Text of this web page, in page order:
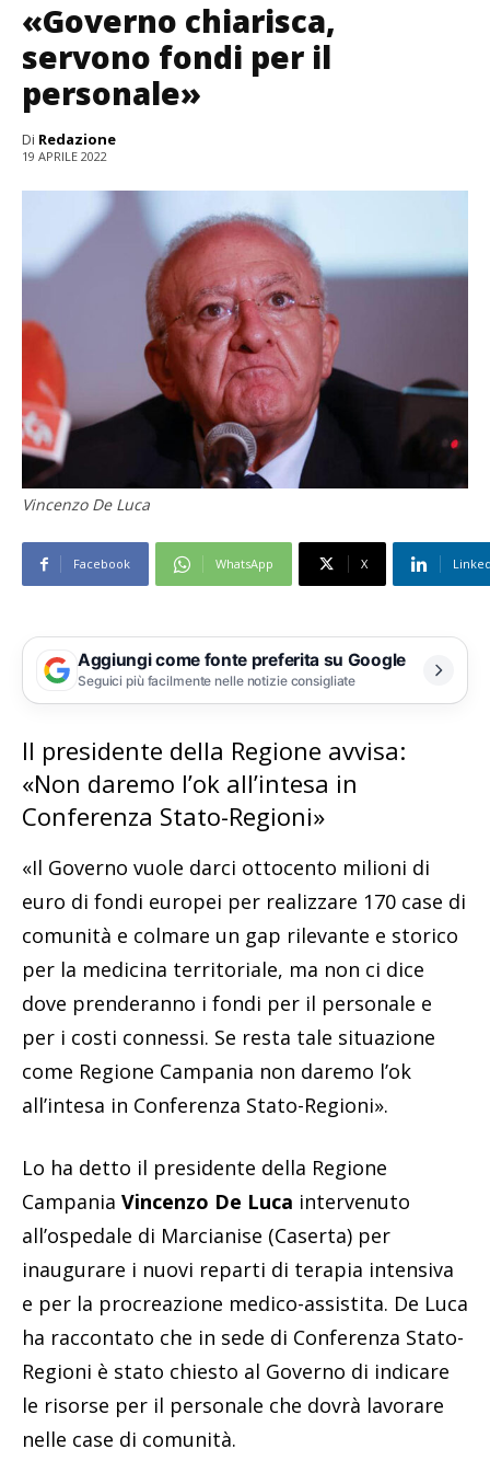
«Governo chiarisca,
servono fondi per il
personale»
Di Redazione
19 APRILE 2022
Vincenzo De Luca
Facebook WhatsApp X
Aggiungi come fonte preferita su Google
Seguici più facilmente nelle notizie consigliate
Il presidente della Regione avvisa:
«Non daremo l’ok all’intesa in
Conferenza Stato-Regioni»
«Il Governo vuole darci ottocento milioni di
euro di fondi europei per realizzare 170 case di
comunità e colmare un gap rilevante e storico
per la medicina territoriale, ma non ci dice
dove prenderanno i fondi per il personale e
per i costi connessi. Se resta tale situazione
come Regione Campania non daremo l’ok
all’intesa in Conferenza Stato-Regioni».
Lo ha detto il presidente della Regione
Campania Vincenzo De Luca intervenuto
all’ospedale di Marcianise (Caserta) per
inaugurare i nuovi reparti di terapia intensiva
e per la procreazione medico-assistita. De Luca
ha raccontato che in sede di Conferenza Stato-
Regioni è stato chiesto al Governo di indicare
le risorse per il personale che dovrà lavorare
nelle case di comunità.